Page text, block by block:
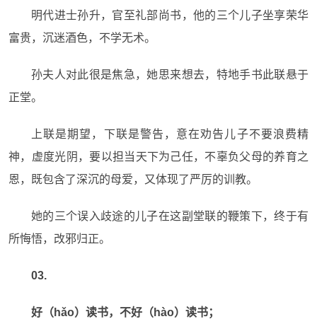
明代进士孙升，官至礼部尚书，他的三个儿子坐享荣华
富贵，沉迷酒色，不学无术。
孙夫人对此很是焦急，她思来想去，特地手书此联悬于
正堂。
上联是期望，下联是警告，意在劝告儿子不要浪费精
神，虚度光阴，要以担当天下为己任，不辜负父母的养育之
恩，既包含了深沉的母爱，又体现了严厉的训教。
她的三个误入歧途的儿子在这副堂联的鞭策下，终于有
所悔悟，改邪归正。
03.
好（hǎo）读书，不好（hào）读书；